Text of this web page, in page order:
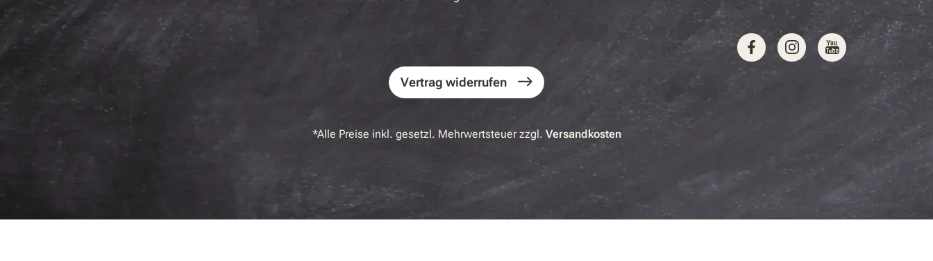
Vertrag widerrufen
*Alle Preise inkl. gesetzl. Mehrwertsteuer zzgl. Versandkosten